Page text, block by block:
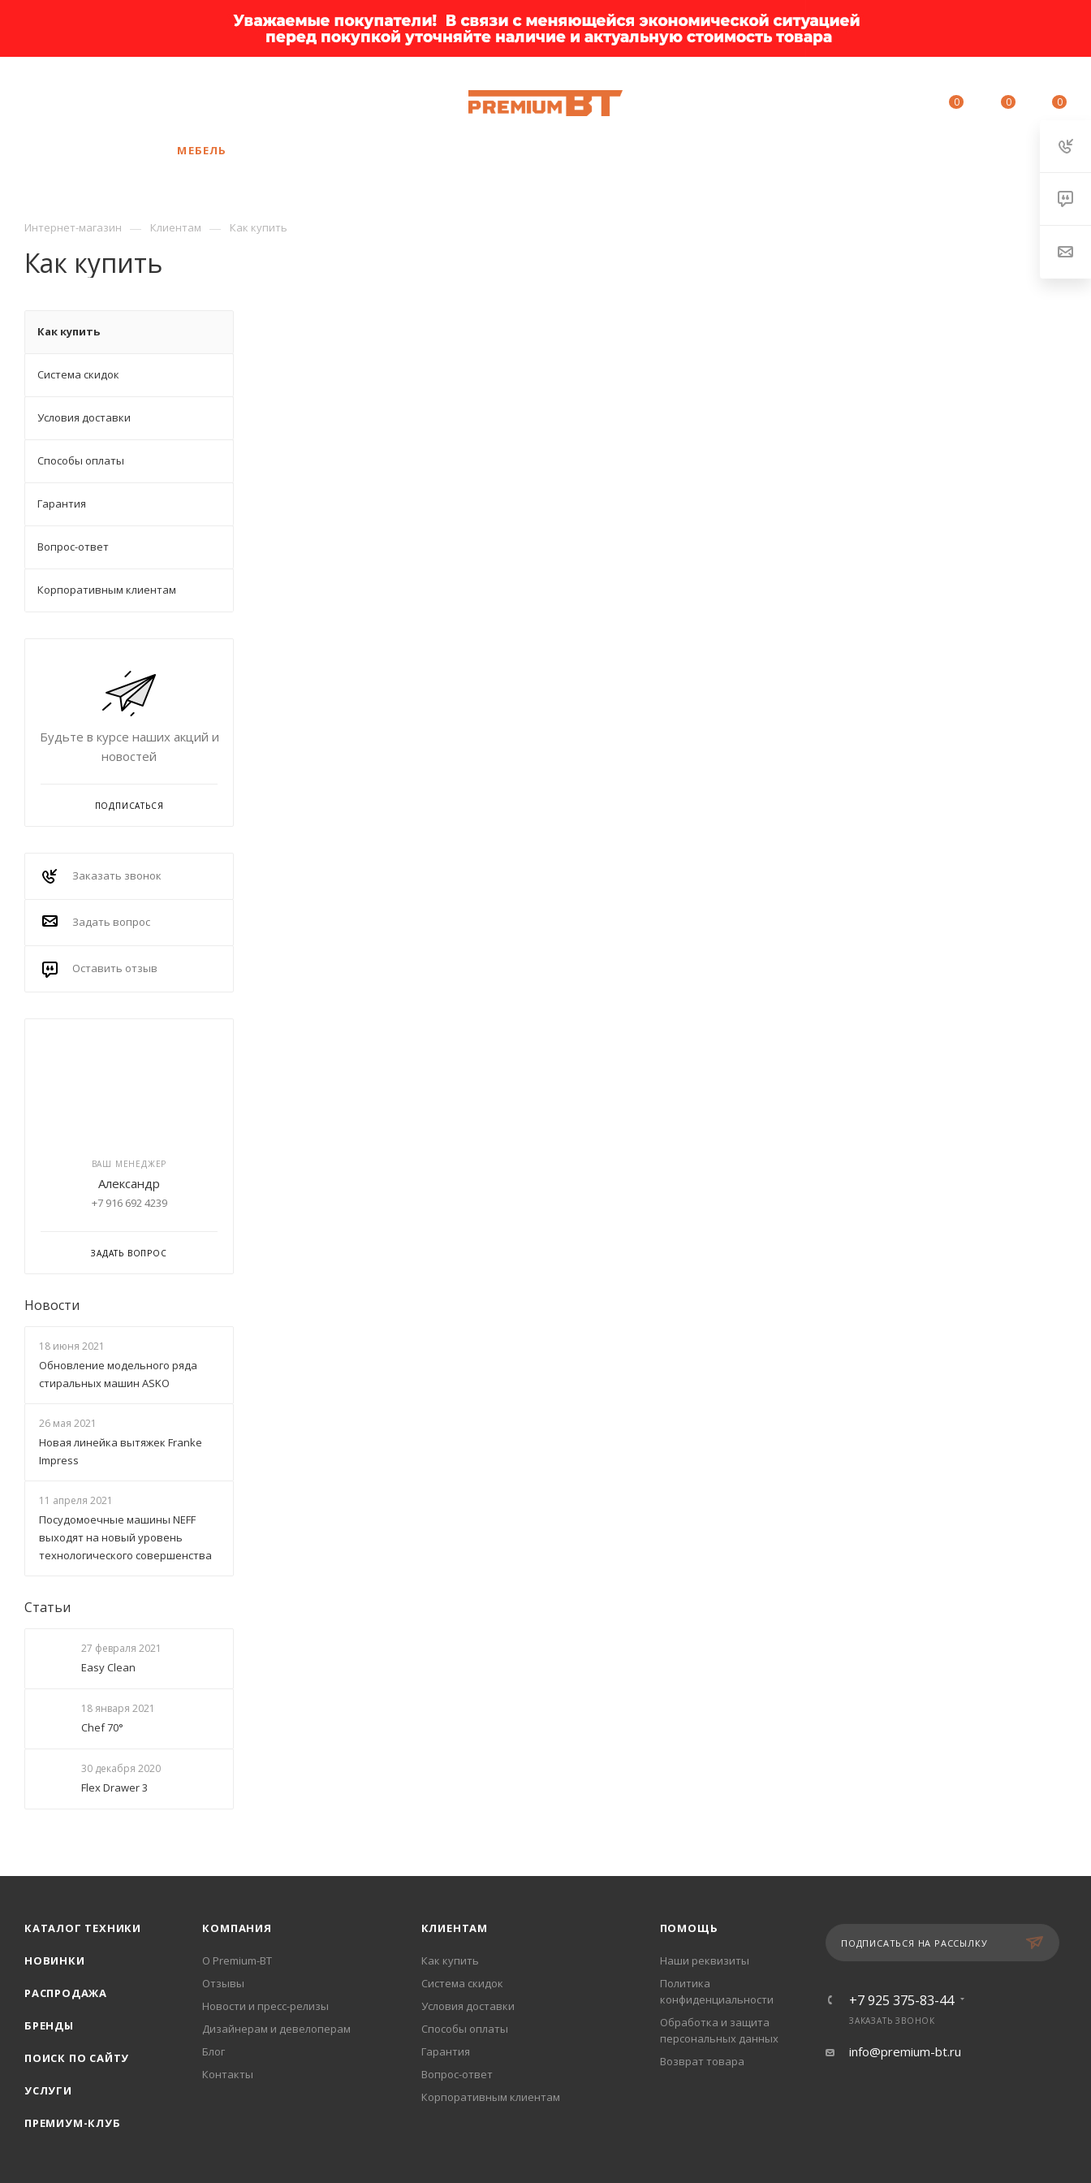
0 0 0
МЕБЕЛЬ
Интернет-магазин — Клиентам — Как купить
Как купить
Как купить
Система скидок
Условия доставки
Способы оплаты
Гарантия
Вопрос-ответ
Корпоративным клиентам
Будьте в курсе наших акций и
новостей
ПОДПИСАТЬСЯ
Заказать звонок
Задать вопрос
Оставить отзыв
ВАШ МЕНЕДЖЕР
Александр
+7 916 692 4239
ЗАДАТЬ ВОПРОС
Новости
18 июня 2021
Обновление модельного ряда
стиральных машин ASKO
26 мая 2021
Новая линейка вытяжек Franke
Impress
11 апреля 2021
Посудомоечные машины NEFF
выходят на новый уровень
технологического совершенства
Статьи
27 февраля 2021
Easy Clean
18 января 2021
Chef 70°
30 декабря 2020
Flex Drawer 3
КАТАЛОГ ТЕХНИКИ
НОВИНКИ
РАСПРОДАЖА
БРЕНДЫ
ПОИСК ПО САЙТУ
УСЛУГИ
ПРЕМИУМ-КЛУБ
КОМПАНИЯ
О Premium-BT
Отзывы
Новости и пресс-релизы
Дизайнерам и девелоперам
Блог
Контакты
КЛИЕНТАМ
Как купить
Система скидок
Условия доставки
Способы оплаты
Гарантия
Вопрос-ответ
Корпоративным клиентам
ПОМОЩЬ
Наши реквизиты
Политика
конфиденциальности
Обработка и защита
персональных данных
Возврат товара
ПОДПИСАТЬСЯ НА РАССЫЛКУ
+7 925 375-83-44
ЗАКАЗАТЬ ЗВОНОК
info@premium-bt.ru